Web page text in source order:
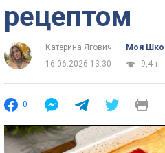
рецептом
Катерина Ягович
Моя
16.06.2026 13:30
9,4 т.
0